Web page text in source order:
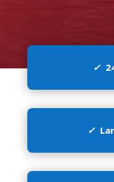
✓
✓